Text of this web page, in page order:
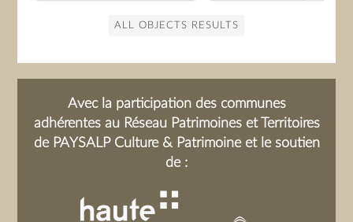
ALL OBJECTS RESULTS
Avec la participation des communes
adhérentes au Réseau Patrimoines et Territoires
de PAYSALP Culture & Patrimoine et le soutien
de :